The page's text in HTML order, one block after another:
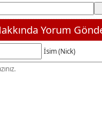
Yorum
İsim (Nick)